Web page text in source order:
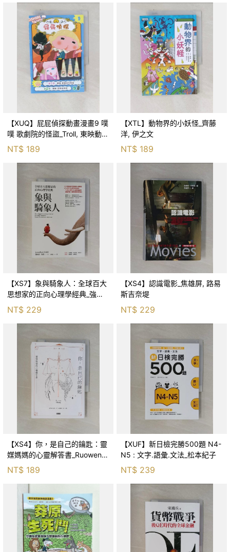
【XUQ】屁屁偵探動畫漫畫9 噗
噗 歌劇院的怪盜_Troll, 東映動畫
株式會社, 張東君
NT$ 189
【XTL】動物界的小妖怪_齊藤
洋, 伊之文
NT$ 189
【XS7】象與騎象人：全球百大
思想家的正向心理學經典_強納
NT$ 229
【XS4】認識電影_焦雄屏, 路易
斯吉奈堤
NT$ 229
【XS4】你，是自己的鑰匙：靈
媒媽媽的心靈解答書_Ruowen
Huang
NT$ 189
【XUF】新日檢完勝500題 N4-
N5 : 文字.語彙.文法_松本紀子
NT$ 239